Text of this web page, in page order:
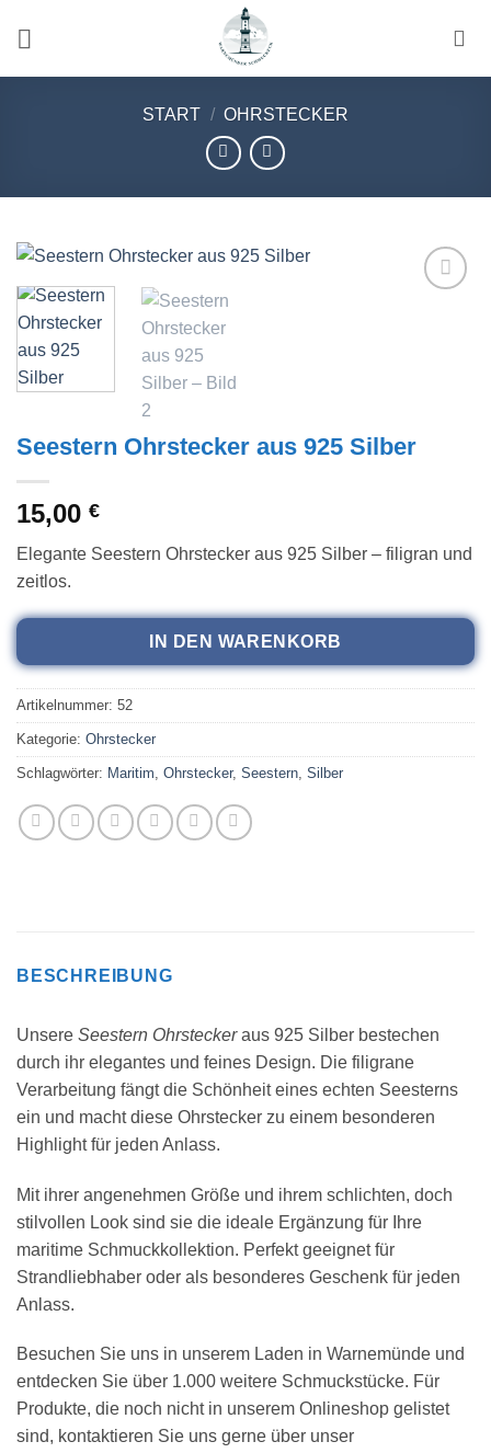
START / OHRSTECKER
Seestern Ohrstecker aus 925 Silber
15,00 €
Elegante Seestern Ohrstecker aus 925 Silber – filigran und
zeitlos.
IN DEN WARENKORB
Artikelnummer: 52
Kategorie: Ohrstecker
Schlagwörter: Maritim Ohrstecker, Seestern Silber
BESCHREIBUNG
Unsere Seestern Ohrsteckeraus 925 Silber bestechen
durch ihr elegantes und feines Design. Die filigrane
Verarbeitung fängt die Schönheit eines echten Seesterns
ein und macht diese Ohrstecker zu einem besonderen
Highlight für jeden Anlass.
Mit ihrer angenehmen Größe und ihrem schlichten, doch
stilvollen Look sind sie die ideale Ergänzung für Ihre
maritime Schmuckkollektion. Perfekt geeignet für
Strandliebhaber oder als besonderes Geschenk für jeden
Anlass.
Besuchen Sie uns in unserem Laden in Warnemünde und
entdecken Sie über 1.000 weitere Schmuckstücke. Für
Produkte, die noch nicht in unserem Onlineshop gelistet
sind, kontaktieren Sie uns gerne über unser